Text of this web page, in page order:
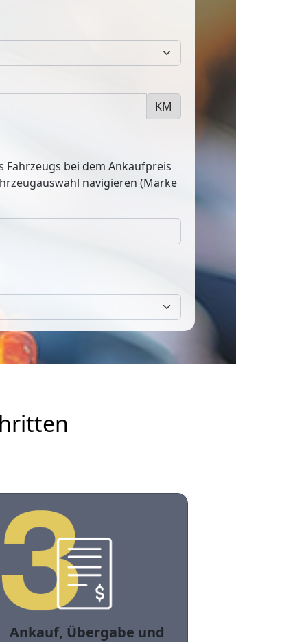
KM
Fahrzeugs bei dem Ankaufpreis
navigieren (Marke
Ankauf, Übergabe und